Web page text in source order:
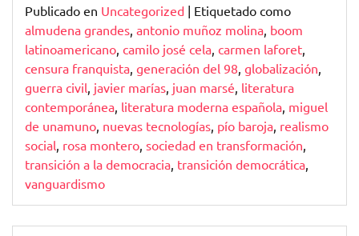
Publicado en Uncategorized | Etiquetado como
almudena grandes antonio muñoz molina boom
latinoamericano camilo josé cela carmen laforet
censura franquista generación del 98 globalización
guerra civil javier marías juan marsé literatura
contemporánea literatura moderna española miguel
de unamuno nuevas tecnologías pío baroja realismo
social rosa montero sociedad en transformación
transición a la democracia transición democrática
vanguardismo